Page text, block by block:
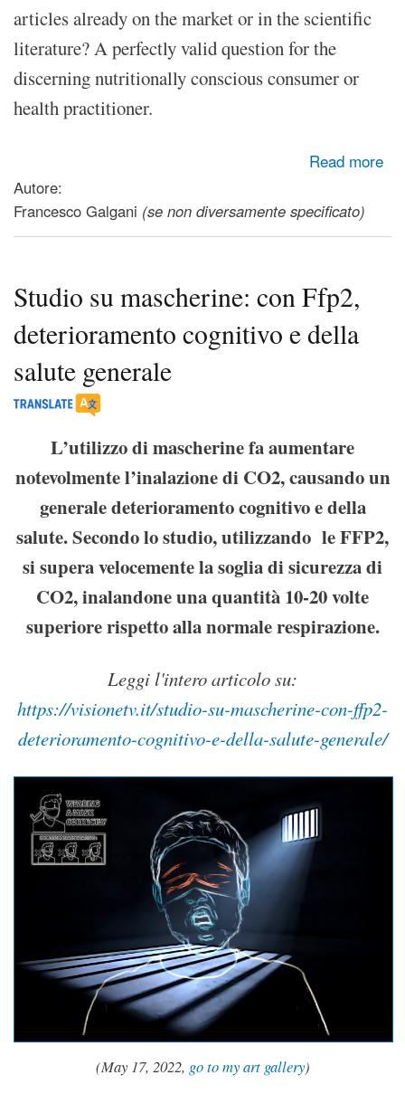
articles already on the market or in the scientific
literature? A perfectly valid question for the
discerning nutritionally conscious consumer or
health practitioner.
Read more
about Vitamin C - The Master Nutrient (Sandra Goodman,
Autore:
Francesco Galgani (se non diversamente specificato)
Studio su mascherine: con Ffp2,
deterioramento cognitivo e della
salute generale
L’utilizzo di mascherine fa aumentare
notevolmente l’inalazione di CO2, causando un
generale deterioramento cognitivo e della
salute. Secondo lo studio, utilizzando le FFP2,
si supera velocemente la soglia di sicurezza di
CO2, inalandone una quantità 10-20 volte
superiore rispetto alla normale respirazione.
Leggi l'intero articolo su:
https://visionetv.it/studio-su-mascherine-con-ffp2-
deterioramento-cognitivo-e-della-salute-generale/
(May17, 2022, go to my art gallery)